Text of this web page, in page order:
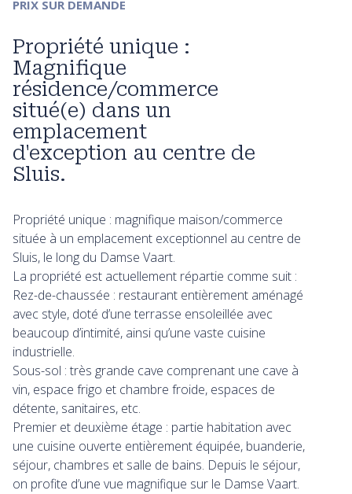
Propriété unique :
Magnifique
résidence/commerce
situé(e) dans un
emplacement
d'exception au centre de
Sluis.
PRIX SUR DEMANDE
Propriété unique : magnifique maison/commerce
située à un emplacement exceptionnel au centre de
Sluis, le long du Damse Vaart.
La propriété est actuellement répartie comme suit :
Rez-de-chaussée : restaurant entièrement aménagé
avec style, doté d’une terrasse ensoleillée avec
beaucoup d’intimité, ainsi qu’une vaste cuisine
industrielle.
Sous-sol : très grande cave comprenant une cave à
vin, espace frigo et chambre froide, espaces de
détente, sanitaires, etc.
Premier et deuxième étage : partie habitation avec
une cuisine ouverte entièrement équipée, buanderie,
séjour, chambres et salle de bains. Depuis le séjour,
on profite d’une vue magnifique sur le Damse Vaart.